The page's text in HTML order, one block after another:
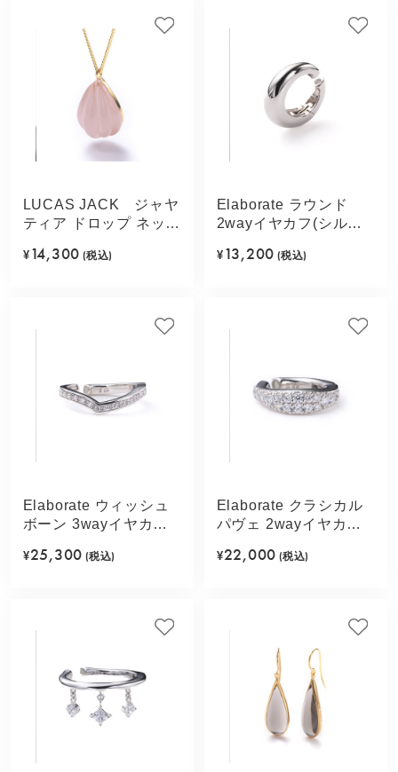
LUCAS JACK ジャヤ
ティア ドロップ ネック
¥ 14,300 (税込)
Elaborate ラウンド
2wayイヤカフ(シルバ
¥ 13,200 (税込)
Elaborate ウィッシュ
ボーン 3wayイヤカフ
¥25,300 (税込)
Elaborate クラシカル
パヴェ 2wayイヤカフ
¥22,000 (税込)